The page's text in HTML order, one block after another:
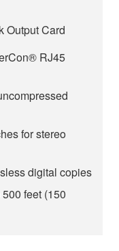
Output Card
RJ45
for stereo
digital copies
feet (150